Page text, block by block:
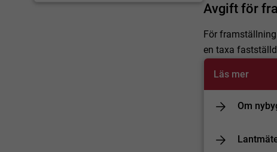
Avgift för
För
en taxa
Läs mer
Om